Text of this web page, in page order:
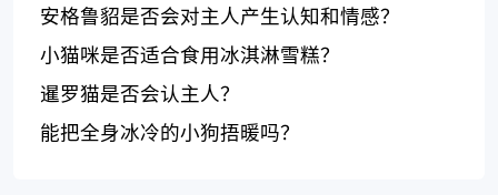
安格鲁貂是否会对主人产生认知和情感？
小猫咪是否适合食用冰淇淋雪糕？
暹罗猫是否会认主人？
能把全身冰冷的小狗捂暖吗？